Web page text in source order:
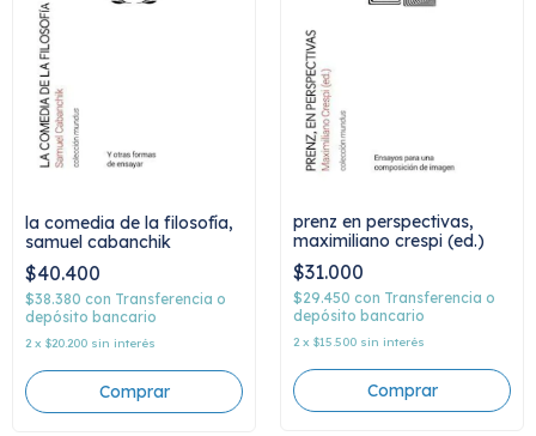
la comedia de la filosofía,
samuel cabanchik
$40.400
$38.380 con Transferencia o
depósito bancario
2 x $20.200 sin interés
prenz en perspectivas,
maximiliano crespi (ed.)
$31.000
$29.450 con Transferencia o
depósito bancario
2 x $15.500 sin interés